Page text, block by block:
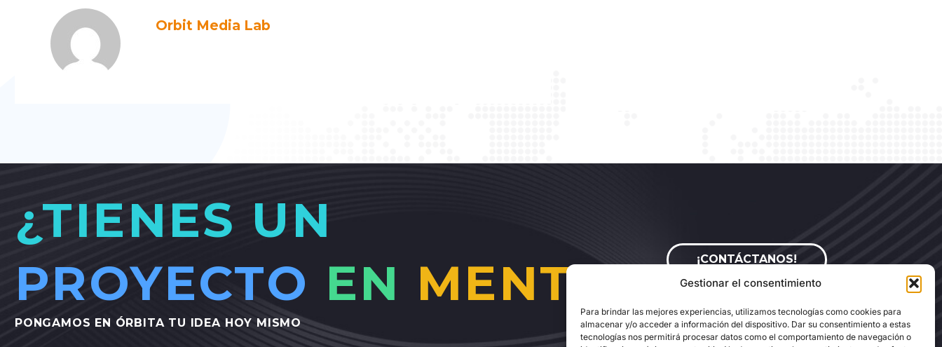
Gestionar el consentimiento
Para brindar las mejores experiencias, utilizamos tecnologías como cookies para
almacenar y/o acceder a información del dispositivo. Dar su consentimiento a estas
tecnologías nos permitirá procesar datos como el comportamiento de navegación o
Orbit Media Lab
¿TIENES UN
PROYECTO EN MENTE?
PONGAMOS EN ÓRBITA TU IDEA HOY MISMO
¡CONTÁCTANOS!